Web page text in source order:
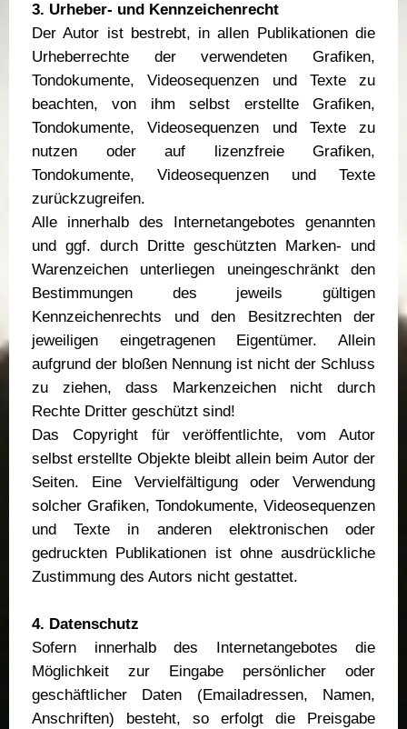
3. Urheber- und Kennzeichenrecht
Der Autor ist bestrebt, in allen Publikationen die
Urheberrechte der verwendeten Grafiken,
Tondokumente, Videosequenzen und Texte zu
beachten, von ihm selbst erstellte Grafiken,
Tondokumente, Videosequenzen und Texte zu
nutzen oder auf lizenzfreie Grafiken,
Tondokumente, Videosequenzen und Texte
zurückzugreifen.
Alle innerhalb des Internetangebotes genannten
und ggf. durch Dritte geschützten Marken- und
Warenzeichen unterliegen uneingeschränkt den
Bestimmungen des jeweils gültigen
Kennzeichenrechts und den Besitzrechten der
jeweiligen eingetragenen Eigentümer. Allein
aufgrund der bloßen Nennung ist nicht der Schluss
zu ziehen, dass Markenzeichen nicht durch
Rechte Dritter geschützt sind!
Das Copyright für veröffentlichte, vom Autor
selbst erstellte Objekte bleibt allein beim Autor der
Seiten. Eine Vervielfältigung oder Verwendung
solcher Grafiken, Tondokumente, Videosequenzen
und Texte in anderen elektronischen oder
gedruckten Publikationen ist ohne ausdrückliche
Zustimmung des Autors nicht gestattet.
4. Datenschutz
Sofern innerhalb des Internetangebotes die
Möglichkeit zur Eingabe persönlicher oder
geschäftlicher Daten (Emailadressen, Namen,
Anschriften) besteht, so erfolgt die Preisgabe